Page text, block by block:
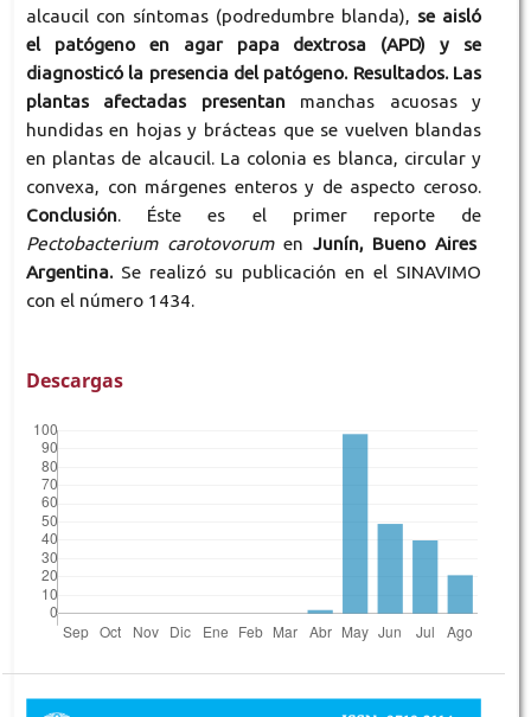
alcaucil con síntomas (podredumbre blanda), se aisló
el patógeno en agar papa dextrosa (APD) y se
diagnosticó la presencia del patógeno. Resultados. Las
plantas afectadas presentan manchas acuosas y
hundidas en hojas y brácteas que se vuelven blandas
en plantas de alcaucil. La colonia es blanca, circular y
convexa, con márgenes enteros y de aspecto ceroso.
Conclusión. Éste es el primer reporte de
Pectobacterium carotovorum en Junín, Bueno Aires
Argentina.Se realizó su publicación en el SINAVIMO
con el número 1434.
Descargas